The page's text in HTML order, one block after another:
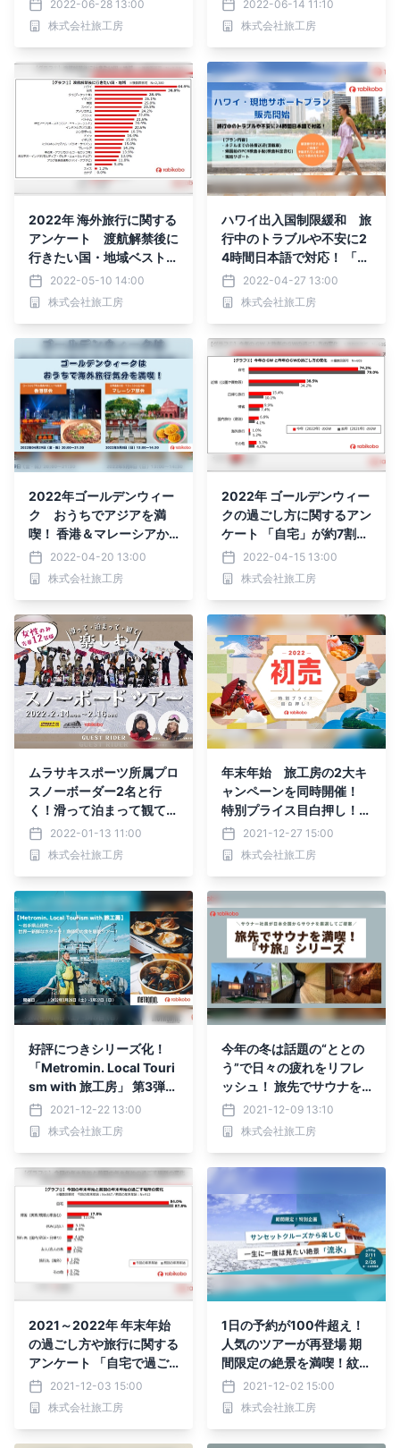
ジット50ドルプレゼント
SNSキャンペーン」を6月
2022-06-28 13:00
株式会社旅工房
2022-06-14 11:10
株式会社旅工房
2022年 海外旅行に関する
アンケート 渡航解禁後に
行きたい国・地域ベスト3
はハワイ・台湾・タイ 高
まる海外旅行への期待 年
内に行きたい方が約6割
2022-05-10 14:00
株式会社旅工房
ハワイ出入国制限緩和 旅
行中のトラブルや不安に2
4時間日本語で対応！ 「ハ
ワイ・現地サポートプラ
ン」 4月15日（金）より販
売開始
2022-04-27 13:00
株式会社旅工房
2022年ゴールデンウィー
ク おうちでアジアを満
喫！ 香港＆マレーシアか
ら生中継で現地の最新情報
をお届け 街歩きオンライ
ン旅会（ツアー） 4月29
開催
2022-04-20 13:00
株式会社旅工房
2022年 ゴールデンウィー
クの過ごし方に関するアン
ケート 「自宅」が約7割
「近場（公園や買物等）」
が約4割 日帰り・国内旅
行、帰省はやや増加 自粛
し GWに楽しめる奄美大
島＆石垣島ツアーや海外旅
行気分を満喫できる"オン
ライン旅会"もご紹介！
2022-04-15 13:00
株式会社旅工房
ムラサキスポーツ所属プロ
スノーボーダー2名と行
く！滑って泊まって観て楽
しむ！ 女性限定スノーボ
ードツアー in星野リゾー
ト アルツ磐梯 旅工房
（金）より販売開始
2022-01-13 11:00
株式会社旅工房
年末年始 旅工房の2大キ
ャンペーンを同時開催！
特別プライス目白押し！
「2022初売りセール」
旅行代金が最大1万円分お
得！「トラベルジャンボく
開始
2021-12-27 15:00
株式会社旅工房
好評につきシリーズ化！
「Metromin. Local Touri
sm with 旅工房」 第3弾
は“貝のまち”岩手県山田町
で世界一新鮮なホタテを堪
能 12月20日（月）販売開
2021-12-22 13:00
株式会社旅工房
今年の冬は話題の“ととの
う”で日々の疲れをリフレ
ッシュ！ 旅先でサウナを
満喫！『サ旅』シリーズ 1
2月9日（木）より販売開
始 ～サウナー社員が日本
2021-12-09 13:10
株式会社旅工房
2021～2022年 年末年始
の過ごし方や旅行に関する
アンケート 「自宅で過ご
す」が約8割 「帰省」が約
2割 初詣・帰省・買物・旅
行はやや増加 自粛の傾向
2021-12-03 15:00
株式会社旅工房
1日の予約が100件超え！
人気のツアーが再登場 期
間限定の絶景を満喫！紋別
流氷クルーズ付きツアー 1
2月2日(木)より販売開始
2021-12-02 15:00
株式会社旅工房